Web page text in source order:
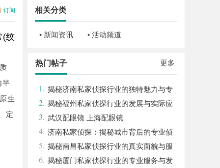
订阅
(纹
半
生
定
相关分类
• 新闻资讯 • 活动频道
更多
热门帖子
1. 揭秘济南私家侦探行业的独特魅力与专
业服务
2. 揭秘福州私家侦探行业的发展与实际应
用全解析
3. 武汉配眼镜 上海配眼镜
4. 济南私家侦探：揭秘城市背后的专业侦
查力量
5. 揭秘南昌私家侦探行业的真实面貌与服
务价值详解
6. 揭秘厦门私家侦探行业的专业服务与发